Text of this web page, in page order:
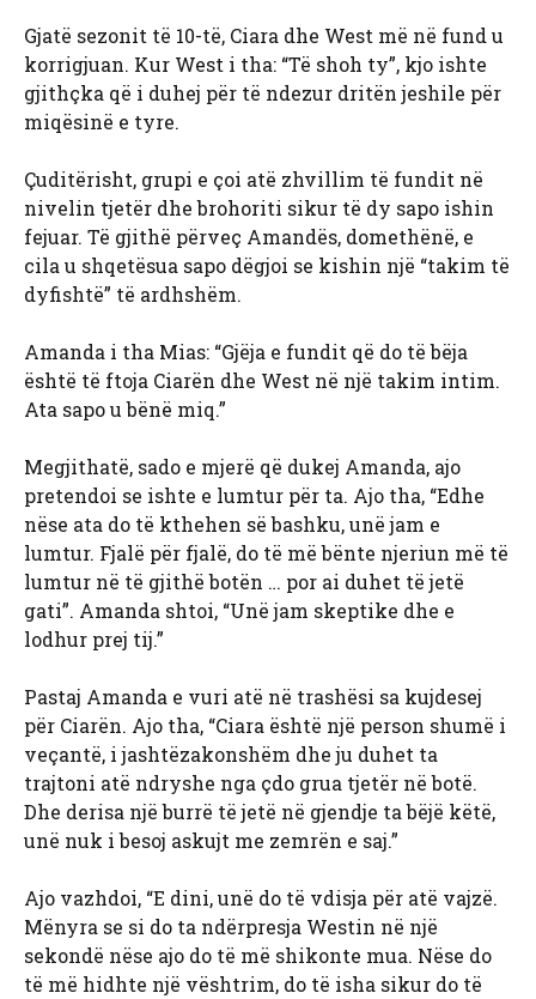
Gjatë sezonit të 10-të, Ciara dhe West më në fund u
korrigjuan. Kur West i tha: “Të shoh ty”, kjo ishte
gjithçka që i duhej për të ndezur dritën jeshile për
miqësinë e tyre.
Çuditërisht, grupi e çoi atë zhvillim të fundit në
nivelin tjetër dhe brohoriti sikur të dy sapo ishin
fejuar. Të gjithë përveç Amandës, domethënë, e
cila u shqetësua sapo dëgjoi se kishin një “takim të
dyfishtë” të ardhshëm.
Amanda i tha Mias: “Gjëja e fundit që do të bëja
është të ftoja Ciarën dhe West në një takim intim.
Ata sapo u bënë miq.”
Megjithatë, sado e mjerë që dukej Amanda, ajo
pretendoi se ishte e lumtur për ta. Ajo tha, “Edhe
nëse ata do të kthehen së bashku, unë jam e
lumtur. Fjalë për fjalë, do të më bënte njeriun më të
lumtur në të gjithë botën … por ai duhet të jetë
gati”. Amanda shtoi, “Unë jam skeptike dhe e
lodhur prej tij.”
Pastaj Amanda e vuri atë në trashësi sa kujdesej
për Ciarën. Ajo tha, “Ciara është një person shumë i
veçantë, i jashtëzakonshëm dhe ju duhet ta
trajtoni atë ndryshe nga çdo grua tjetër në botë.
Dhe derisa një burrë të jetë në gjendje ta bëjë këtë,
unë nuk i besoj askujt me zemrën e saj.”
Ajo vazhdoi, “E dini, unë do të vdisja për atë vajzë.
Mënyra se si do ta ndërpresja Westin në një
sekondë nëse ajo do të më shikonte mua. Nëse do
të më hidhte një vështrim, do të isha sikur do të